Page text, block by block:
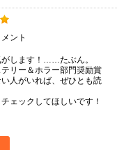
ント
します！……たぶん。
リー＆ホラー部門奨励賞
人がいれば、ぜひとも読
ェックしてほしいです！